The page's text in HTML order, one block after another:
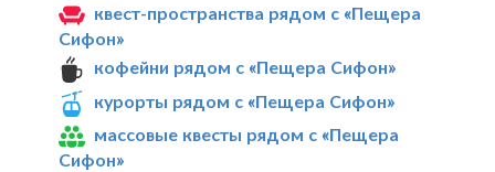
квест-пространства рядом с «Пещера
Сифон»
кофейни рядом с «Пещера Сифон»
курорты рядом с «Пещера Сифон»
массовые квесты рядом с «Пещера
Сифон»